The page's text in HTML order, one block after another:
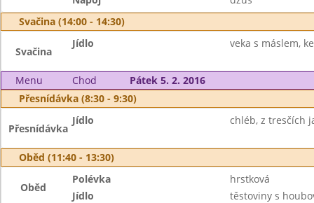
Svačina (14:00 - 14:30)
Svačina
Jídlo veka s máslem,
Menu Chod
Pátek 5. 2. 2016
Přesnídávka (8:30 - 9:30)
Přesnídávka
Jídlo chléb, z tresčích
Oběd (11:40 - 13:30)
Oběd
Polévka
hrstková
Jídlo
těstoviny s